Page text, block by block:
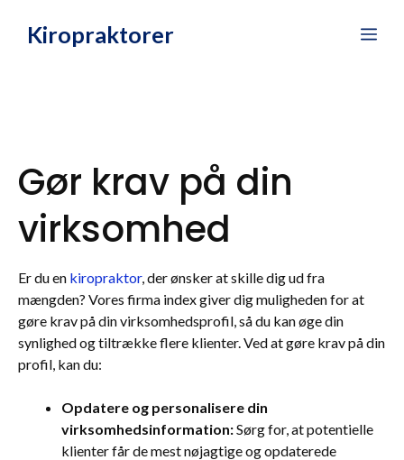
Kiropraktorer
Gør krav på din
virksomhed
Er du en kiropraktor, der ønsker at skille dig ud fra
mængden? Vores firma index giver dig muligheden for at
gøre krav på din virksomhedsprofil, så du kan øge din
synlighed og tiltrække flere klienter. Ved at gøre krav på din
profil, kan du:
Opdatere og personalisere din
virksomhedsinformation:Sørg for, at potentielle
klienter får de mest nøjagtige og opdaterede